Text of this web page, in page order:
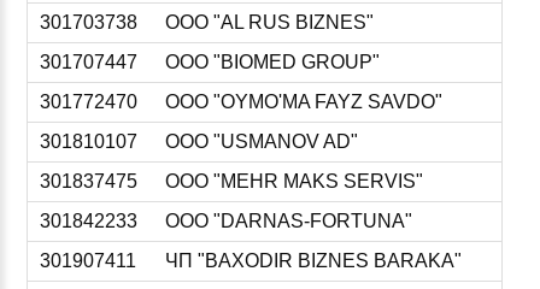
301703738
ООО "AL RUS BIZNES"
301707447
ООО "BIOMED GROUP"
301772470
ООО "OYMO'MA FAYZ SAVDO"
301810107
ООО "USMANOV AD"
301837475
ООО "MEHR MAKS SERVIS"
301842233
ООО "DARNAS-FORTUNA"
301907411
ЧП "BAXODIR BIZNES BARAKA"